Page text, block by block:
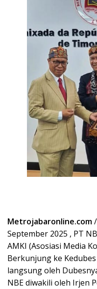
Metrojabaronline.com
September 2025 , PT
AMKI (Asosiasi Media
Berkunjung ke
langsung oleh
NBE diwakili oleh Irjen